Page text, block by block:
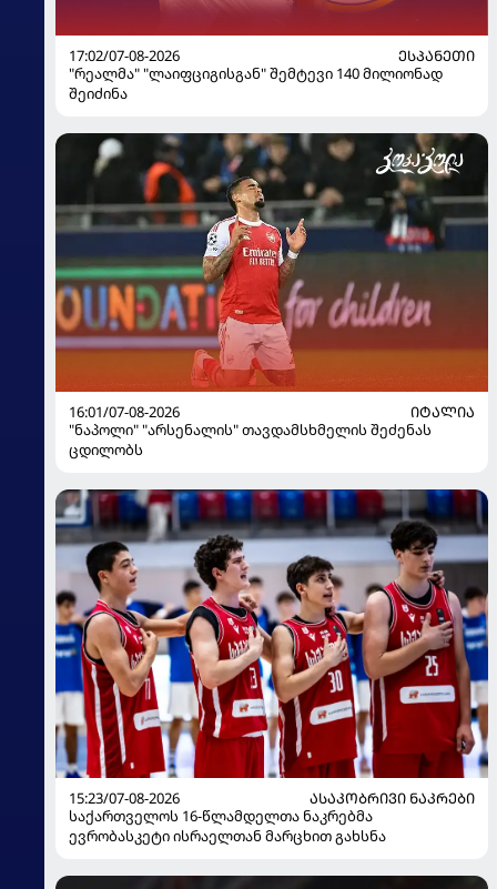
17:02/07-08-2026
ᲔᲡᲞᲐᲜᲔᲗᲘ
"რეალმა" "ლაიფციგისგან" შემტევი 140 მილიონად
შეიძინა
16:01/07-08-2026
ᲘᲢᲐᲚᲘᲐ
"ნაპოლი" "არსენალის" თავდამსხმელის შეძენას
ცდილობს
15:23/07-08-2026
ᲐᲡᲐᲙᲝᲑᲠᲘᲕᲘ ᲜᲐᲙᲠᲔᲑᲘ
საქართველოს 16-წლამდელთა ნაკრებმა
ევრობასკეტი ისრაელთან მარცხით გახსნა